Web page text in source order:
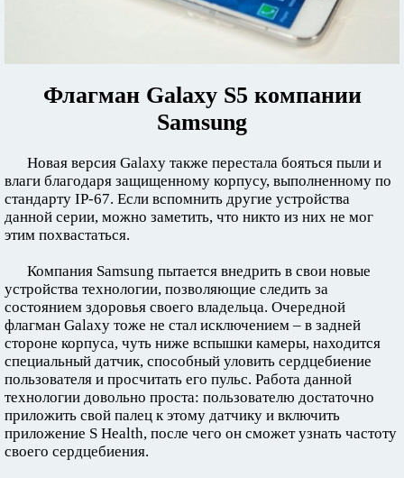
Флагман Galaxy S5 компании
Samsung
Новая версия Galaxy также перестала бояться пыли и
влаги благодаря защищенному корпусу, выполненному по
стандарту IP-67. Если вспомнить другие устройства
данной серии, можно заметить, что никто из них не мог
этим похвастаться.
Компания Samsung пытается внедрить в свои новые
устройства технологии, позволяющие следить за
состоянием здоровья своего владельца. Очередной
флагман Galaxy тоже не стал исключением – в задней
стороне корпуса, чуть ниже вспышки камеры, находится
специальный датчик, способный уловить сердцебиение
пользователя и просчитать его пульс. Работа данной
технологии довольно проста: пользователю достаточно
приложить свой палец к этому датчику и включить
приложение S Health, после чего он сможет узнать частоту
своего сердцебиения.